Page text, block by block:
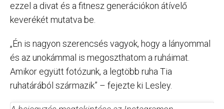
ezzel a divat és a fitnesz generációkon átívelő
keverékét mutatva be.
„Én is nagyon szerencsés vagyok, hogy a lányommal
és az unokámmal is megoszthatom a ruháimat.
Amikor együtt fotózunk, a legtöbb ruha Tia
ruhatárából származik” – fejezte ki Lesley.